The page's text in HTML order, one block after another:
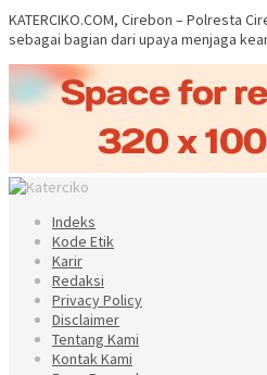
KATERCIKO.COM, Cirebon – Polresta
sebagai bagian dari upaya menjaga
Indeks
Kode Etik
Karir
Redaksi
Privacy Policy
Disclaimer
Tentang Kami
Kontak Kami